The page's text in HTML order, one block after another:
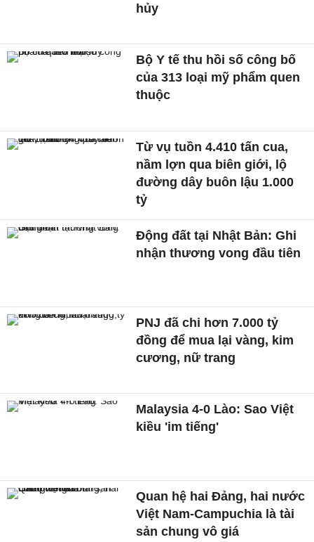
hủy
Bộ Y tế thu hồi số công bố
của 313 loại mỹ phẩm quen
thuộc
Từ vụ tuồn 4.410 tấn cua,
nầm lợn qua biên giới, lộ
đường dây buôn lậu 1.000
tỷ
Động đất tại Nhật Bản: Ghi
nhận thương vong đầu tiên
PNJ đã chi hơn 7.000 tỷ
đồng để mua lại vàng, kim
cương, nữ trang
Malaysia 4-0 Lào: Sao Việt
kiều 'im tiếng'
Quan hệ hai Đảng, hai nước
Việt Nam-Campuchia là tài
sản chung vô giá ​